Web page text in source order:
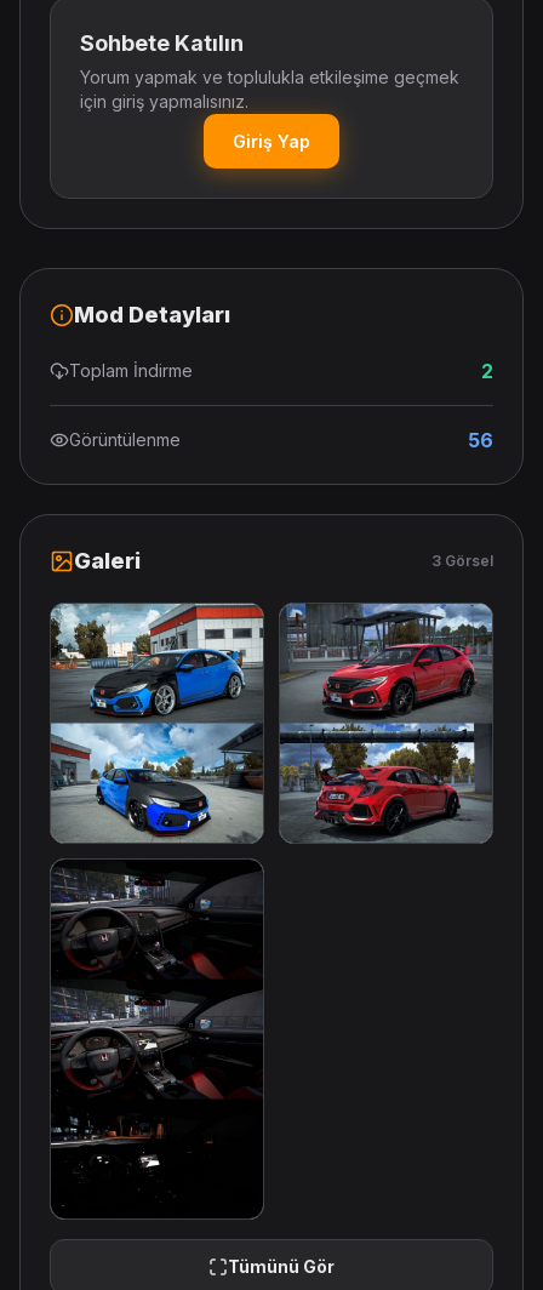
Sohbete Katılın
Yorum yapmak ve toplulukla etkileşime geçmek
için giriş yapmalısınız.
Giriş Yap
Mod Detayları
Toplam İndirme 2
Görüntülenme 56
Galeri 3 Görsel
Tümünü Gör